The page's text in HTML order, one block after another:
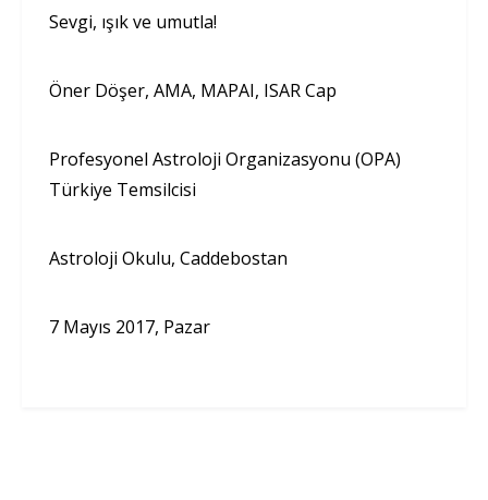
Sevgi, ışık ve umutla!
Öner Döşer, AMA, MAPAI, ISAR Cap
Profesyonel Astroloji Organizasyonu (OPA)
Türkiye Temsilcisi
Astroloji Okulu, Caddebostan
7 Mayıs 2017, Pazar